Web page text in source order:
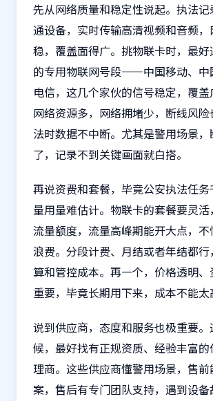
先从网络质量和稳定性说起。执法
通设备，实时传输高清视频和音频
稳，覆盖面得广。挑物联卡时，最
的专用物联网号段——中国移动、中
电信，这几个家伙的信号稳定，覆
网络资源多，网络拥堵少，断线风
法时数据不中断。尤其是警用场景
了，记录不到关键画面就白搭。
再说资费和套餐，毕竟公安执法任
量用量难估计。物联卡的套餐要灵
流量额度，流量高峰期能开大点，
浪费。分段计费、月结或者年结都
算和管控成本。再一个，价格透明
重要，毕竟长期用下来，成本不能太
说到供应商，态度和服务也极重要
候，最好找有正规资质、经验丰富
理商。这些供应商懂警用场景，售
案，售后有专门团队支持，遇到设